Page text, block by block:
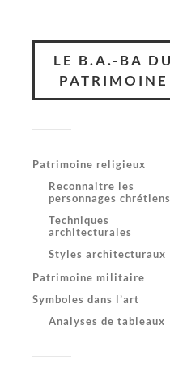
LE B.A.-BA DU
PATRIMOINE
Patrimoine religieux
Reconnaitre les
personnages chrétiens
Techniques
architecturales
Styles architecturaux
Patrimoine militaire
Symboles dans l’art
Analyses de tableaux